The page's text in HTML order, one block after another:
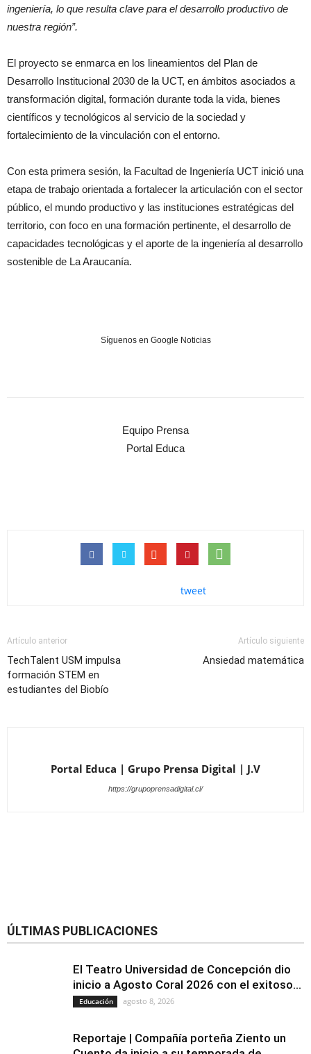
ingeniería, lo que resulta clave para el desarrollo productivo de
nuestra región”.
El proyecto se enmarca en los lineamientos del Plan de
Desarrollo Institucional 2030 de la UCT, en ámbitos asociados a
transformación digital, formación durante toda la vida, bienes
científicos y tecnológicos al servicio de la sociedad y
fortalecimiento de la vinculación con el entorno.
Con esta primera sesión, la Facultad de Ingeniería UCT inició una
etapa de trabajo orientada a fortalecer la articulación con el sector
público, el mundo productivo y las instituciones estratégicas del
territorio, con foco en una formación pertinente, el desarrollo de
capacidades tecnológicas y el aporte de la ingeniería al desarrollo
sostenible de La Araucanía.
Síguenos en Google Noticias
Equipo Prensa
Portal Educa
tweet
Artículo anterior
TechTalent USM impulsa
formación STEM en
estudiantes del Biobío
Artículo siguiente
Ansiedad matemática
Portal Educa | Grupo Prensa Digital | J.V
https://grupoprensadigital.cl/
ÚLTIMAS PUBLICACIONES
El Teatro Universidad de Concepción dio
inicio a Agosto Coral 2026 con el exitoso...
Educación agosto 8, 2026
Reportaje | Compañía porteña Ziento un